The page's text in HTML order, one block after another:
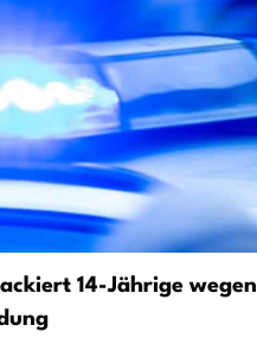
14-Jährige wegen